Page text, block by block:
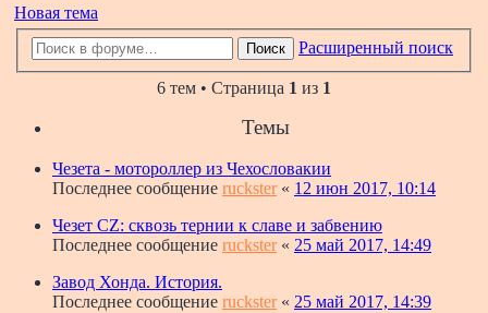
Новая тема
Поиск Расширенный поиск
6 тем • Страница 1 из 1
Темы
Чезета - мотороллер из Чехословакии
Последнее сообщение ruckster« 12 июн 2017, 10:14
Чезет CZ: сквозь тернии к славе и забвению
Последнее сообщение ruckster« 25 май 2017, 14:49
Завод Хонда. История.
Последнее сообщение ruckster« 25 май 2017, 14:39